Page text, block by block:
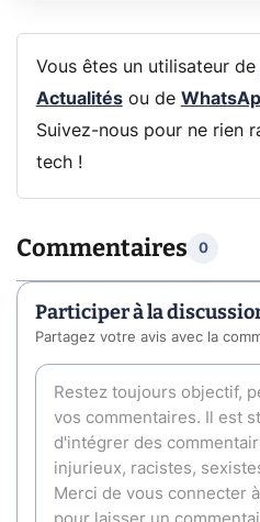
Vous êtes un utilisateur de
Actualitésou de
Suivez-nous pour ne rien
tech !
Commentaires 0
Participer à la
Partagez votre avis avec la